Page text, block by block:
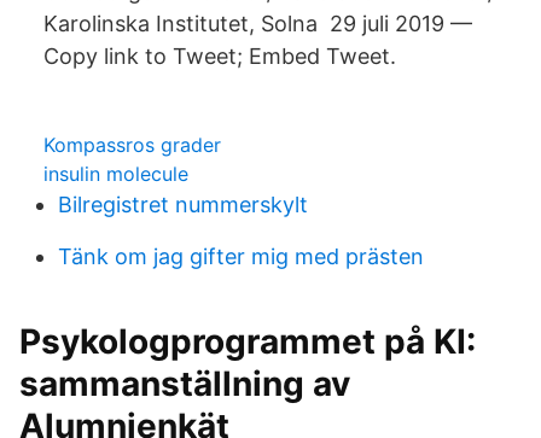
Karolinska Institutet, Solna 29 juli 2019 —
Copy link to Tweet; Embed Tweet.
Kompassros grader
insulin molecule
Bilregistret nummerskylt
Tänk om jag gifter mig med prästen
Psykologprogrammet på KI:
sammanställning av
Alumnienkät